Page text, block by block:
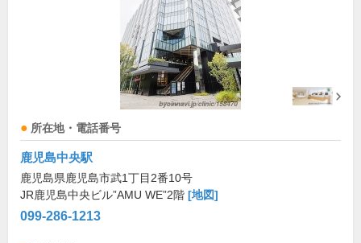
所在地・電話番号
鹿児島中央駅
鹿児島県鹿児島市武1丁目2番10号
JR鹿児島中央ビル”AMU WE”2階 [地図]
099-286-1213